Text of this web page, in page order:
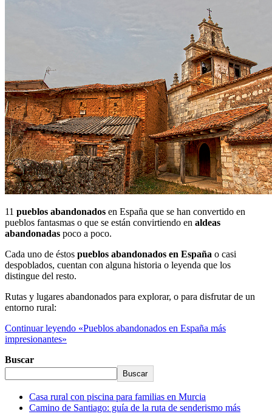
11 pueblos abandonados en España que se han convertido en
pueblos fantasmas o que se están convirtiendo en aldeas
abandonadas poco a poco.
Cada uno de éstos pueblos abandonados en España o casi
despoblados, cuentan con alguna historia o leyenda que los
distingue del resto.
Rutas y lugares abandonados para explorar, o para disfrutar de un
entorno rural:
Continuar leyendo «Pueblos abandonados en España más
impresionantes»
Buscar
Buscar
Casa rural con piscina para familias en Murcia
Camino de Santiago: guía de la ruta de senderismo más